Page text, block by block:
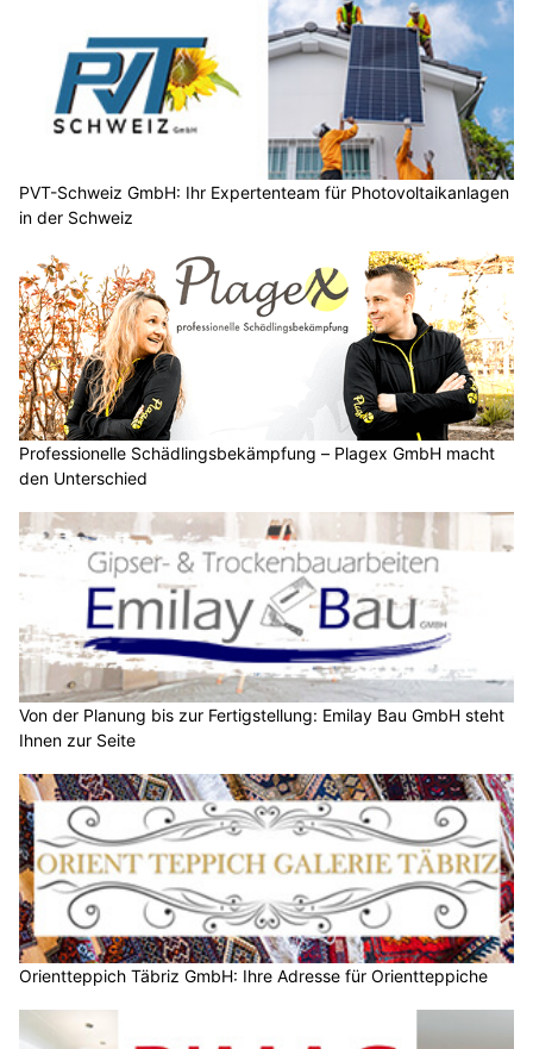
PVT-Schweiz GmbH: Ihr Expertenteam für Photovoltaikanlagen
in der Schweiz
Professionelle Schädlingsbekämpfung – Plagex GmbH macht
den Unterschied
Von der Planung bis zur Fertigstellung: Emilay Bau GmbH steht
Ihnen zur Seite
Orientteppich Täbriz GmbH: Ihre Adresse für Orientteppiche